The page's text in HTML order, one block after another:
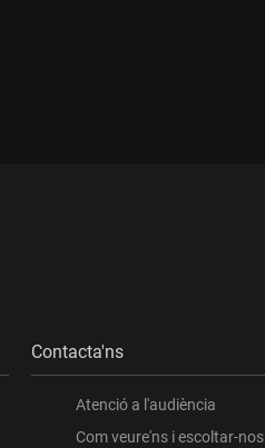
Contacta'ns
Atenció a l'audiència
Com veure'ns i escoltar-nos